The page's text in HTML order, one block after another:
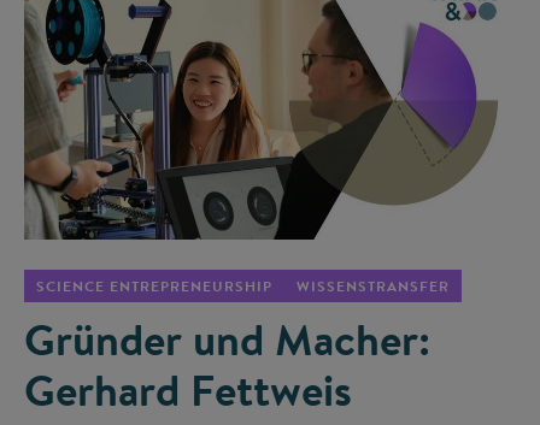
SCIENCE ENTREPRENEURSHIP WISSENSTRANSFER
Gründer und Macher:
Gerhard Fettweis